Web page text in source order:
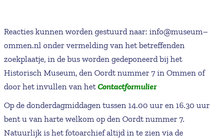
Reacties kunnen worden gestuurd naar: info@museum–
ommen.nl onder vermelding van het betreffenden
zoekplaatje, in de bus worden gedeponeerd bij het
Historisch Museum, den Oordt nummer 7 in Ommen of
door het invullen van het Contactformulier
Op de donderdagmiddagen tussen 14.00 uur en 16.30 uur
bent u van harte welkom op den Oordt nummer 7.
Natuurlijk is het fotoarchief altijd in te zien via de